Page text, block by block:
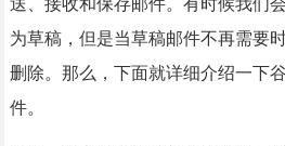
送、接收和保存邮件。有时候我们
为草稿，但是当草稿邮件不再需要
删除。那么，下面就详细介绍一下
件。